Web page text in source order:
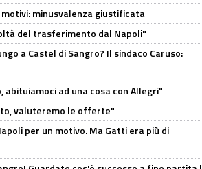
minusvalenza giustificata
del trasferimento dal Napoli"
a Castel di Sangro? Il sindaco Caruso:
ad una cosa con Allegri"
valuteremo le offerte"
per un motivo. Ma Gatti era più di